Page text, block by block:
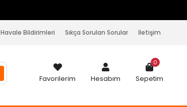
Havale Bildirimleri Sıkça Sorulan Sorular İletişim
Favorilerim Hesabım Sepetim
0